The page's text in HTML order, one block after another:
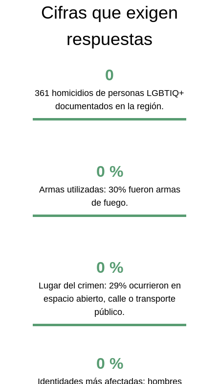
Cifras que exigen
respuestas
0
361 homicidios de personas LGBTIQ+
documentados en la región.
0 %
Armas utilizadas: 30% fueron armas
de fuego.
0 %
Lugar del crimen: 29% ocurrieron en
espacio abierto, calle o transporte
público.
0 %
Identidades más afectadas: hombres